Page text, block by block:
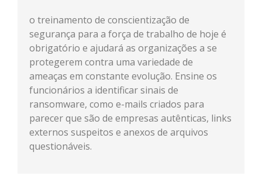
o treinamento de conscientização de
segurança para a força de trabalho de hoje é
obrigatório e ajudará as organizações a se
protegerem contra uma variedade de
ameaças em constante evolução. Ensine os
funcionários a identificar sinais de
ransomware, como e-mails criados para
parecer que são de empresas autênticas, links
externos suspeitos e anexos de arquivos
questionáveis.